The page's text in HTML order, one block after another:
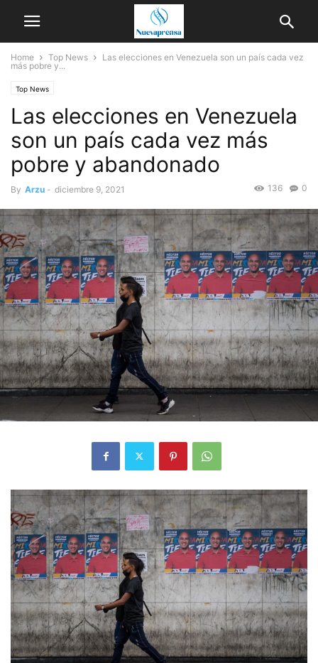
Home Top News
Las elecciones en Venezuela son un país cada vez
más pobre y...
Top News
Las elecciones en Venezuela
son un país cada vez más
pobre y abandonado
By Arzu - diciembre 9, 2021 0
136